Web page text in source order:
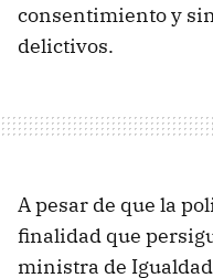
consentimiento y
delictivos.
A pesar de que la
finalidad que
ministra de